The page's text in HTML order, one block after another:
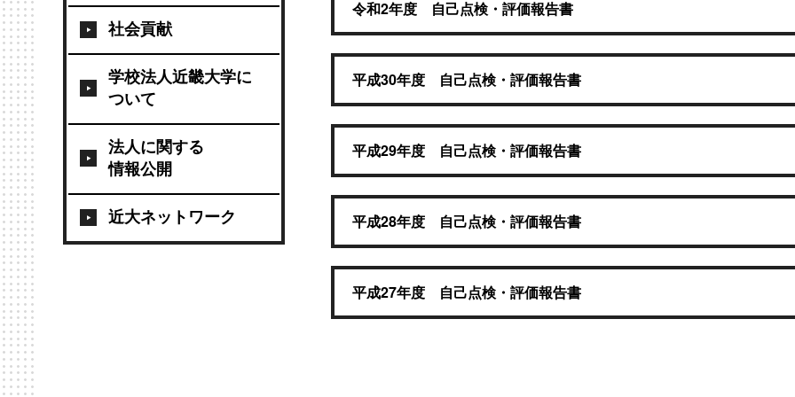
社会貢献
学校法人近畿大学に
ついて
法人に関する
情報公開
近大ネットワーク
令和2年度 自己点検・評価報告書
平成30年度 自己点検・評価報告書
平成29年度 自己点検・評価報告書
平成28年度 自己点検・評価報告書
平成27年度 自己点検・評価報告書